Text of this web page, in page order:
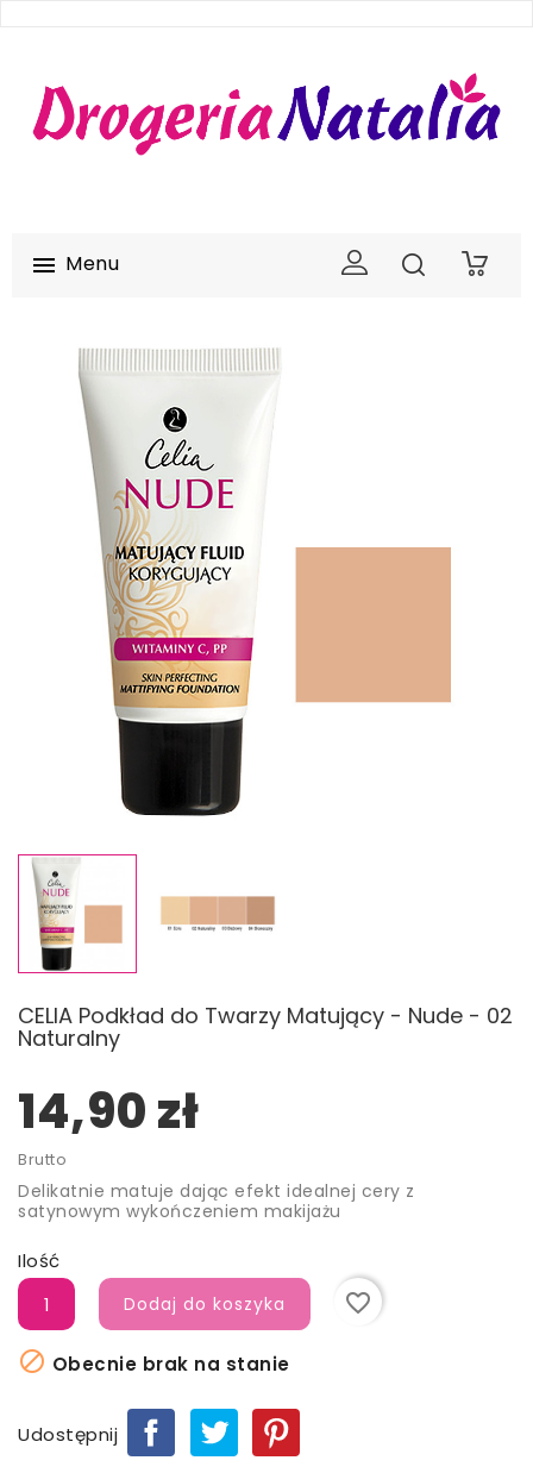
 Menu 0
CELIA Podkład do Twarzy Matujący - Nude - 02
Naturalny
14,90 zł
Brutto
Delikatnie matuje dając efekt idealnej cery z
satynowym wykończeniem makijażu
Ilość
Dodaj do koszyka favorite_border
 Obecnie brak na stanie
Udostępnij